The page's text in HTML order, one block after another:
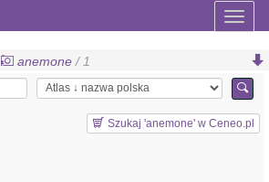
anemone / 1
Szukaj 'anemone' w Ceneo.pl